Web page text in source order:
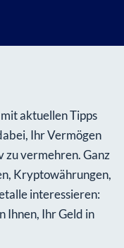
aktuellen Tipps
Ihr Vermögen
zu vermehren. Ganz
Kryptowährungen,
interessieren:
Ihnen, Ihr Geld in